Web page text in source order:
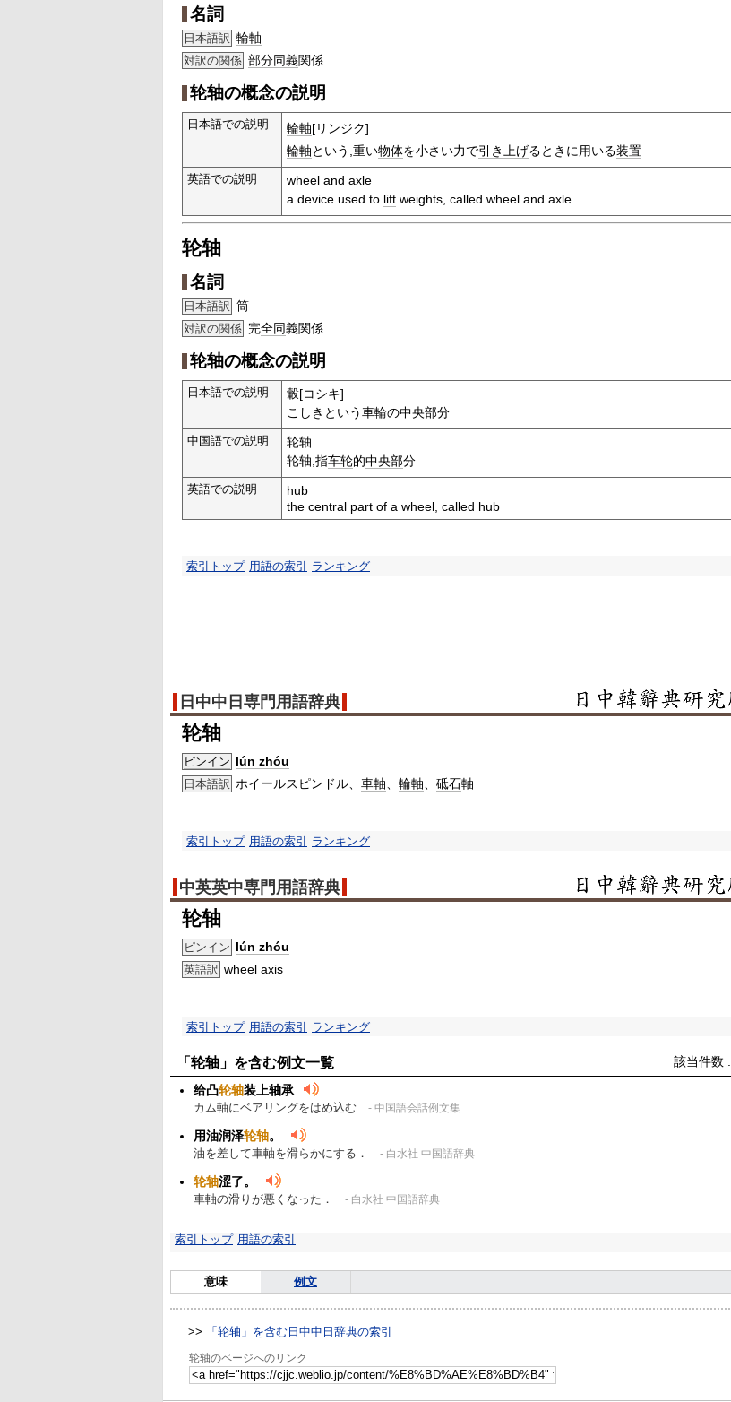
名詞
日本語訳 輪軸
対訳の関係 部分同義関係
轮轴の概念の説明
日本語での説明 輪軸[リンジク]
輪軸という,重い物体を小さい力で引き上げるときに用いる装置
英語での説明
wheel and axle
a device used to lift weights, called wheel and axle
轮轴
名詞
日本語訳 筒
対訳の関係 完全同義関係
轮轴の概念の説明
日本語での説明
轂[コシキ]
こしきという車輪の中央部分
中国語での説明
轮轴
轮轴,指车轮的中央部分
英語での説明
hub
the central part of a wheel, called hub
索引トップ 用語の索引 ランキング
日中中日専門用語辞典
轮轴
ピンイン lún zhóu
日本語訳 ホイールスピンドル、 車軸 輪軸 砥石軸
索引トップ 用語の索引 ランキング
中英英中専門用語辞典
轮轴
ピンイン lún zhóu
英語訳 wheel axis
索引トップ 用語の索引 ランキング
「轮轴」を含む例文一覧 該当件数 :
给凸轮轴装上轴承
カム軸にベアリングをはめ込む - 中国語会話例文集
用油润泽轮轴。
油を差して車軸を滑らかにする． - 白水社 中国語辞典
轮轴涩了。
車軸の滑りが悪くなった． - 白水社 中国語辞典
索引トップ 用語の索引
意味 例文
>> 「轮轴」を含む日中中日辞典の索引
轮轴のページへのリンク